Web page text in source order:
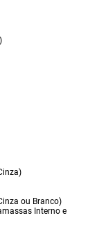
ou Branco)
Interno e